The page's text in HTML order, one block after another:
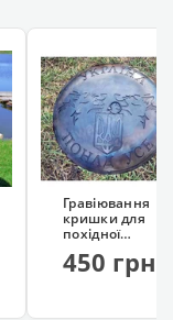
Гравіювання
кришки для
похідної
450 грн